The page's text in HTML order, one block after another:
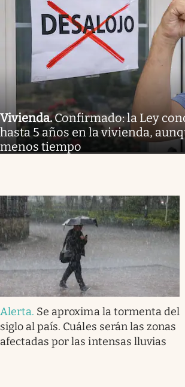
Vivienda.Confirmado: la Ley
hasta 5 años en la vivienda,
menos tiempo
Alerta. Se aproxima la tormenta del
siglo al país. Cuáles serán las zonas
afectadas por las intensas lluvias